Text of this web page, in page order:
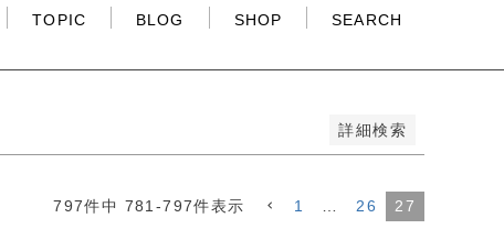
TOPIC BLOG SHOP SEARCH
詳細検索
797件中 781 -797件表示 1 26 27